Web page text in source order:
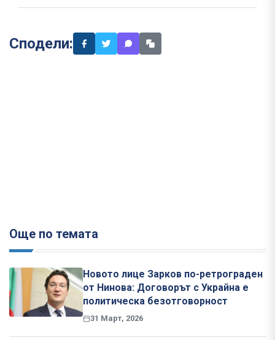
Сподели:
Още по темата
Новото лице Зарков по-ретрограден
от Нинова: Договорът с Украйна е
политическа безотговорност
31 Март, 2026